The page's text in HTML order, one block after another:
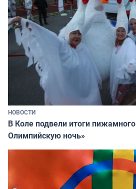
НОВОСТИ
В Коле подвели итоги
Олимпийскую ночь»